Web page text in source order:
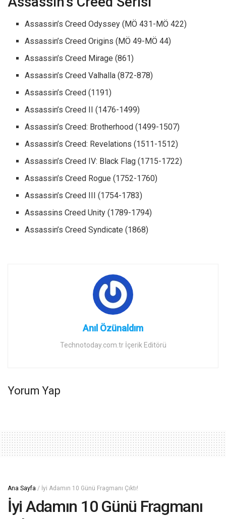
Assassin’s Creed Odyssey (MÖ 431-MÖ 422)
Assassin’s Creed Origins (MÖ 49-MÖ 44)
Assassin’s Creed Mirage (861)
Assassin’s Creed Valhalla (872-878)
Assassin’s Creed (1191)
Assassin’s Creed II (1476-1499)
Assassin’s Creed: Brotherhood (1499-1507)
Assassin’s Creed: Revelations (1511-1512)
Assassin’s Creed IV: Black Flag (1715-1722)
Assassin’s Creed Rogue (1752-1760)
Assassin’s Creed III (1754-1783)
Assassins Creed Unity (1789-1794)
Assassin’s Creed Syndicate (1868)
Anıl Özünaldım
Technotoday.com.tr İçerik Editörü
Yorum Yap
Ana Sayfa / İyi Adamın 10 Günü Fragmanı Çıktı!
İyi Adamın 10 Günü Fragmanı